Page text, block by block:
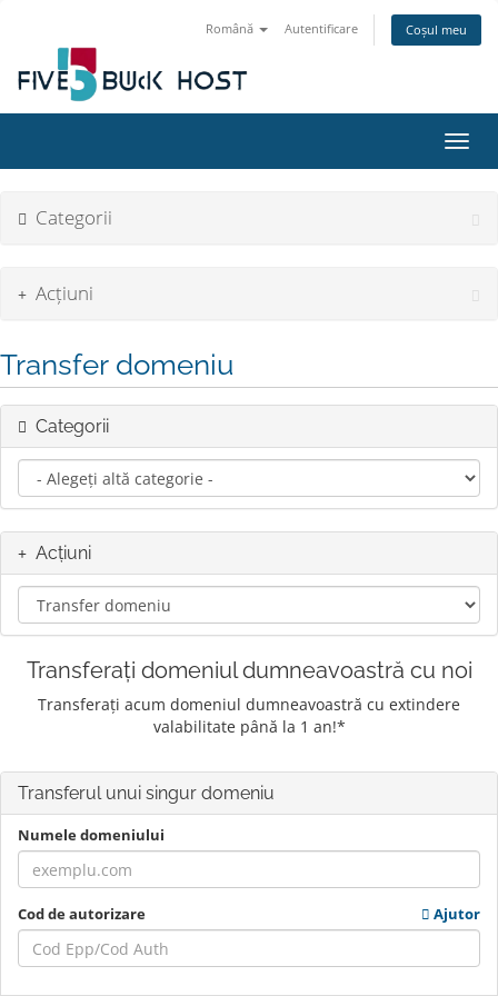
Română Autentificare Coșul meu
Categorii
Acțiuni
Transfer domeniu
Categorii
Acțiuni
Transferați domeniul dumneavoastră cu noi
Transferați acum domeniul dumneavoastră cu extindere
valabilitate până la 1 an!*
Transferul unui singur domeniu
Numele domeniului
Cod de autorizare Ajutor